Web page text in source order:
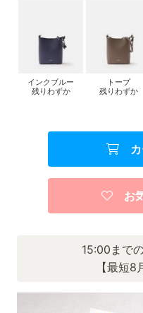
インクブルー
残りわずか
トープ
残りわずか
カ
お
15:00まで
【最短